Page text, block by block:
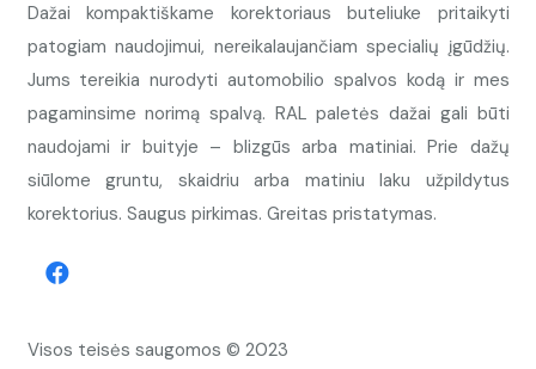
Dažai kompaktiškame korektoriaus buteliuke pritaikyti
patogiam naudojimui, nereikalaujančiam specialių įgūdžių.
Jums tereikia nurodyti automobilio spalvos kodą ir mes
pagaminsime norimą spalvą. RAL paletės dažai gali būti
naudojami ir buityje – blizgūs arba matiniai. Prie dažų
siūlome gruntu, skaidriu arba matiniu laku užpildytus
korektorius. Saugus pirkimas. Greitas pristatymas.
Visos teisės saugomos © 2023